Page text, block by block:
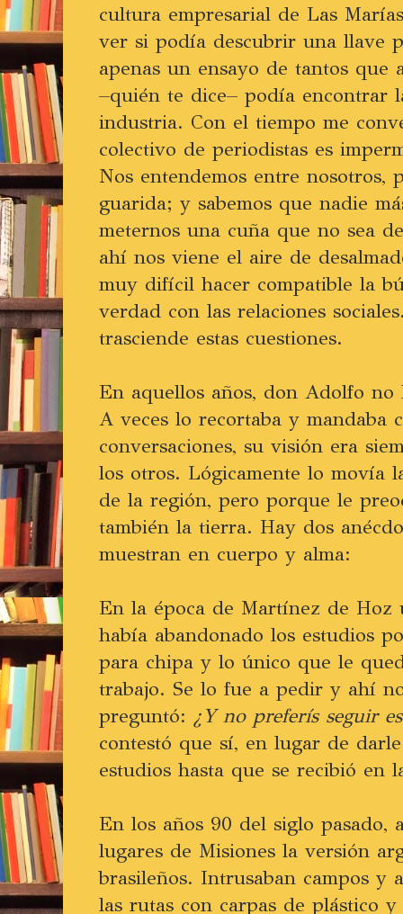
cultura empresarial de Las
ver si podía descubrir una llave
apenas un ensayo de tantos
–quién te dice– podía encontrar
industria. Con el tiempo me
colectivo de periodistas es
Nos entendemos entre nosotros,
guarida; y sabemos que nadie
meternos una cuña que no sea
ahí nos viene el aire de
muy difícil hacer compatible la
verdad con las relaciones
trasciende estas cuestiones.
En aquellos años, don Adolfo
A veces lo recortaba y mandaba
conversaciones, su visión era
los otros. Lógicamente lo movía
de la región, pero porque le
también la tierra. Hay dos
muestran en cuerpo y alma:
En la época de Martínez de Hoz
había abandonado los estudios
para chipa y lo único que le
trabajo. Se lo fue a pedir y ahí
preguntó: ¿Y no preferís seguir
contestó que sí, en lugar de
estudios hasta que se recibió en
En los años 90 del siglo pasado,
lugares de Misiones la versión
brasileños. Intrusaban campos y
las rutas con carpas de plástico